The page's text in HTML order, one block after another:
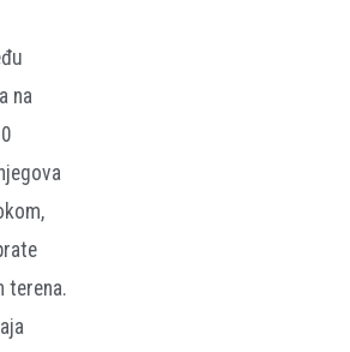
na
terena.